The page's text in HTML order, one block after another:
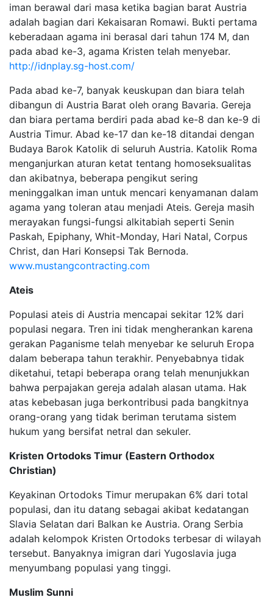
iman berawal dari masa ketika bagian barat Austria
adalah bagian dari Kekaisaran Romawi. Bukti pertama
keberadaan agama ini berasal dari tahun 174 M, dan
pada abad ke-3, agama Kristen telah menyebar.
http://idnplay.sg-host.com/
Pada abad ke-7, banyak keuskupan dan biara telah
dibangun di Austria Barat oleh orang Bavaria. Gereja
dan biara pertama berdiri pada abad ke-8 dan ke-9 di
Austria Timur. Abad ke-17 dan ke-18 ditandai dengan
Budaya Barok Katolik di seluruh Austria. Katolik Roma
menganjurkan aturan ketat tentang homoseksualitas
dan akibatnya, beberapa pengikut sering
meninggalkan iman untuk mencari kenyamanan dalam
agama yang toleran atau menjadi Ateis. Gereja masih
merayakan fungsi-fungsi alkitabiah seperti Senin
Paskah, Epiphany, Whit-Monday, Hari Natal, Corpus
Christ, dan Hari Konsepsi Tak Bernoda.
www.mustangcontracting.com
Ateis
Populasi ateis di Austria mencapai sekitar 12% dari
populasi negara. Tren ini tidak mengherankan karena
gerakan Paganisme telah menyebar ke seluruh Eropa
dalam beberapa tahun terakhir. Penyebabnya tidak
diketahui, tetapi beberapa orang telah menunjukkan
bahwa perpajakan gereja adalah alasan utama. Hak
atas kebebasan juga berkontribusi pada bangkitnya
orang-orang yang tidak beriman terutama sistem
hukum yang bersifat netral dan sekuler.
Kristen Ortodoks Timur (Eastern Orthodox
Christian)
Keyakinan Ortodoks Timur merupakan 6% dari total
populasi, dan itu datang sebagai akibat kedatangan
Slavia Selatan dari Balkan ke Austria. Orang Serbia
adalah kelompok Kristen Ortodoks terbesar di wilayah
tersebut. Banyaknya imigran dari Yugoslavia juga
menyumbang populasi yang tinggi.
Muslim Sunni